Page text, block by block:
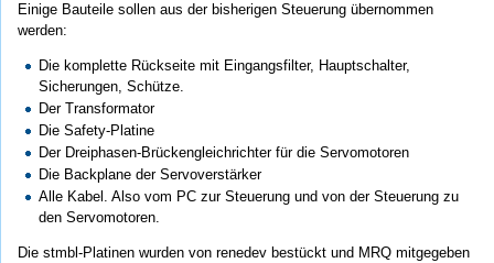
Einige Bauteile sollen aus der bisherigen Steuerung übernommen
werden:
Die komplette Rückseite mit Eingangsfilter, Hauptschalter,
Sicherungen, Schütze.
Der Transformator
Die Safety-Platine
Der Dreiphasen-Brückengleichrichter für die Servomotoren
Die Backplane der Servoverstärker
Alle Kabel. Also vom PC zur Steuerung und von der Steuerung zu
den Servomotoren.
Die stmbl-Platinen wurden von renedev bestückt und MRQ mitgegeben